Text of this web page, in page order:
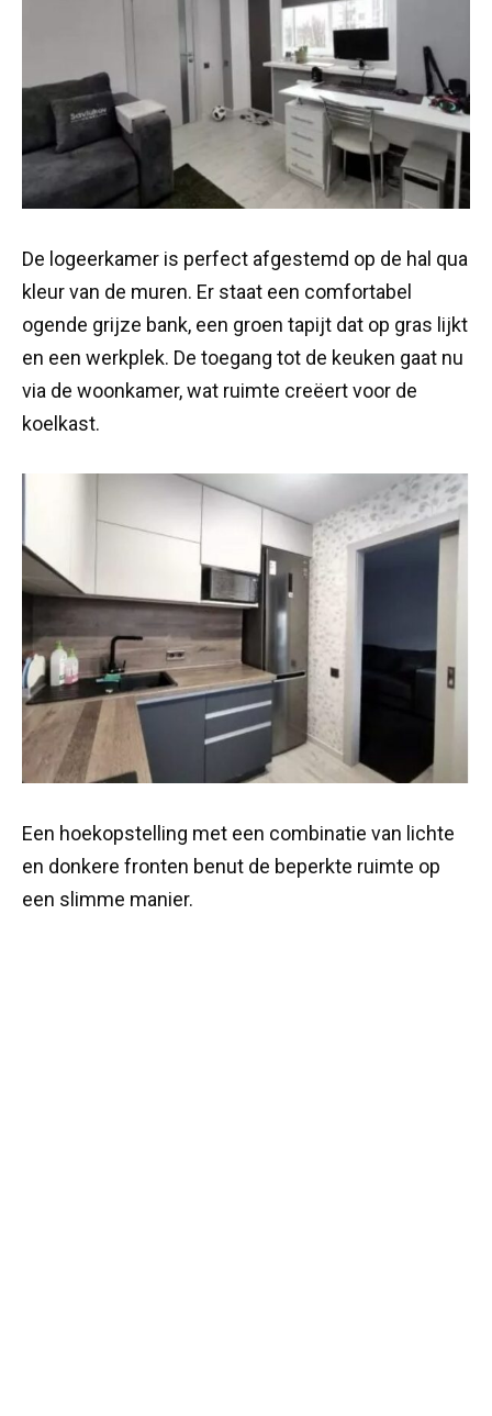
De logeerkamer is perfect afgestemd op de hal qua
kleur van de muren. Er staat een comfortabel
ogende grijze bank, een groen tapijt dat op gras lijkt
en een werkplek. De toegang tot de keuken gaat nu
via de woonkamer, wat ruimte creëert voor de
koelkast.
Een hoekopstelling met een combinatie van lichte
en donkere fronten benut de beperkte ruimte op
een slimme manier.